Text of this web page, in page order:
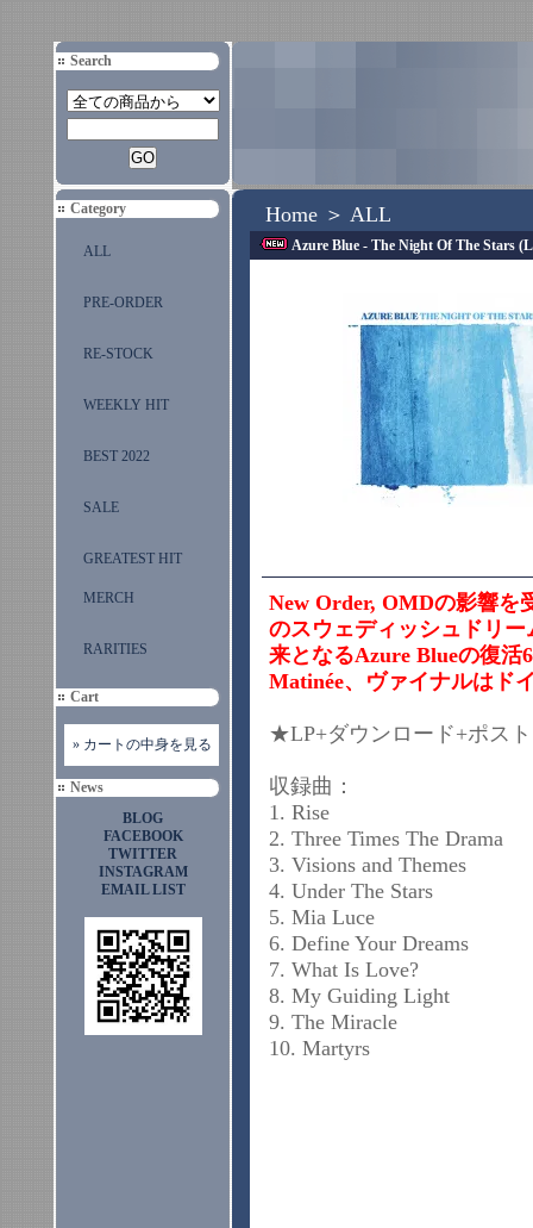
Search
Category
ALL
PRE-ORDER
RE-STOCK
WEEKLY HIT
BEST 2022
SALE
GREATEST HIT
MERCH
RARITIES
Cart
» カートの中身を見る
News
BLOG
FACEBOOK
TWITTER
INSTAGRAM
EMAIL LIST
Home ＞ ALL
Azure Blue - The Night Of The Stars
New Order, OMDの影響を
のスウェディッシュドリ
来となるAzure Blueの復活
Matinée、ヴァイナルはド
★LP+ダウンロード+ポス
収録曲：
1. Rise
2. Three Times The Drama
3. Visions and Themes
4. Under The Stars
5. Mia Luce
6. Define Your Dreams
7. What Is Love?
8. My Guiding Light
9. The Miracle
10. Martyrs